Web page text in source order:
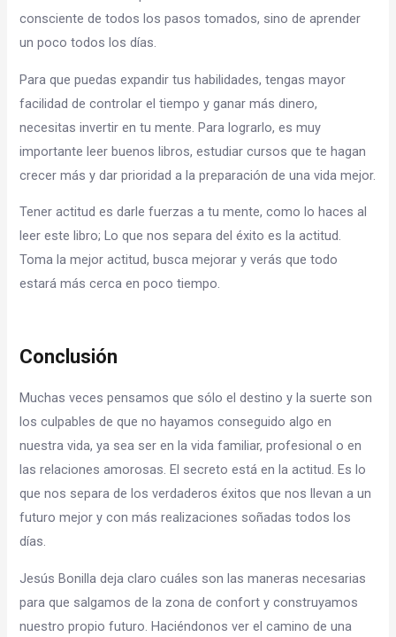
consciente de todos los pasos tomados, sino de aprender
un poco todos los días.
Para que puedas expandir tus habilidades, tengas mayor
facilidad de controlar el tiempo y ganar más dinero,
necesitas invertir en tu mente. Para lograrlo, es muy
importante leer buenos libros, estudiar cursos que te hagan
crecer más y dar prioridad a la preparación de una vida mejor.
Tener actitud es darle fuerzas a tu mente, como lo haces al
leer este libro; Lo que nos separa del éxito es la actitud.
Toma la mejor actitud, busca mejorar y verás que todo
estará más cerca en poco tiempo.
Conclusión
Muchas veces pensamos que sólo el destino y la suerte son
los culpables de que no hayamos conseguido algo en
nuestra vida, ya sea ser en la vida familiar, profesional o en
las relaciones amorosas. El secreto está en la actitud. Es lo
que nos separa de los verdaderos éxitos que nos llevan a un
futuro mejor y con más realizaciones soñadas todos los
días.
Jesús Bonilla deja claro cuáles son las maneras necesarias
para que salgamos de la zona de confort y construyamos
nuestro propio futuro. Haciéndonos ver el camino de una